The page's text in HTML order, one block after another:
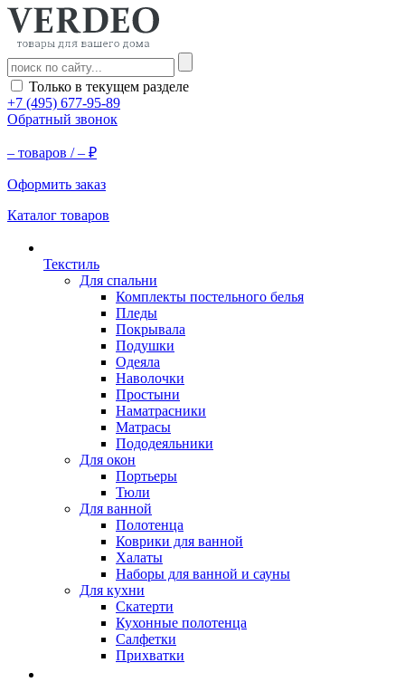
Только в текущем разделе
+7 (495) 677-95-89
Обратный звонок
– товаров /– ₽
Оформить заказ
Каталог товаров
Текстиль
Для спальни
Комплекты постельного белья
Пледы
Покрывала
Подушки
Одеяла
Наволочки
Простыни
Наматрасники
Матрасы
Пододеяльники
Для окон
Портьеры
Тюли
Для ванной
Полотенца
Коврики для ванной
Халаты
Наборы для ванной и сауны
Для кухни
Скатерти
Кухонные полотенца
Салфетки
Прихватки